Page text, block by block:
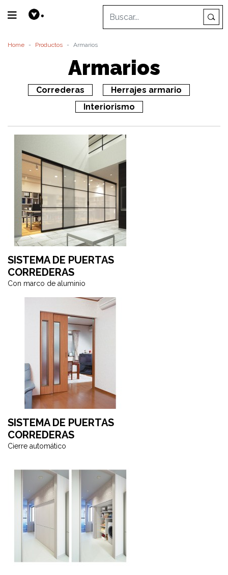
Home Productos Armarios
Armarios
Correderas
Herrajes armario
Interiorismo
SISTEMA DE PUERTAS
CORREDERAS
Con marco de aluminio
SISTEMA DE PUERTAS
CORREDERAS
Cierre automático